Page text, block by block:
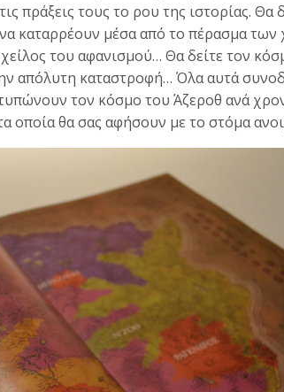
πράξεις τους το ρου της ιστορίας. Θα
καταρρέουν μέσα από το πέρασμα των
του αφανισμού… Θα δείτε τον
απόλυτη καταστροφή… Όλα αυτά
τον κόσμο του Άζεροθ ανά
οποία θα σας αφήσουν με το στόμα